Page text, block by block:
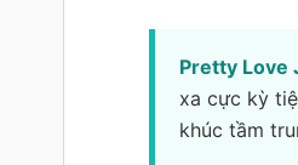
Pretty Love
xa cực kỳ
khúc tầm